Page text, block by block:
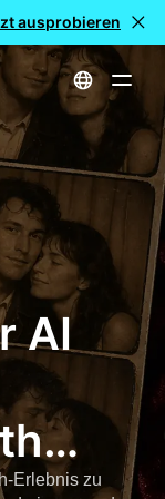
Modell LIVE:
ausprobieren
AI
Erlebnis zu